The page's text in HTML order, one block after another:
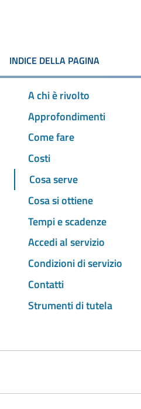
INDICE DELLA PAGINA
A chi è rivolto
Approfondimenti
Come fare
Costi
Cosa serve
Cosa si ottiene
Tempi e scadenze
Accedi al servizio
Condizioni di servizio
Contatti
Strumenti di tutela